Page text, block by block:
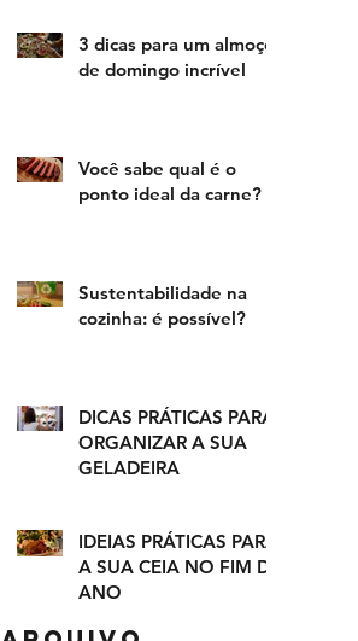
3 dicas para um almoço
de domingo incrível
Você sabe qual é o
ponto ideal da carne?
Sustentabilidade na
cozinha: é possível?
DICAS PRÁTICAS PARA
ORGANIZAR A SUA
GELADEIRA
IDEIAS PRÁTICAS PARA
A SUA CEIA NO FIM DE
ANO